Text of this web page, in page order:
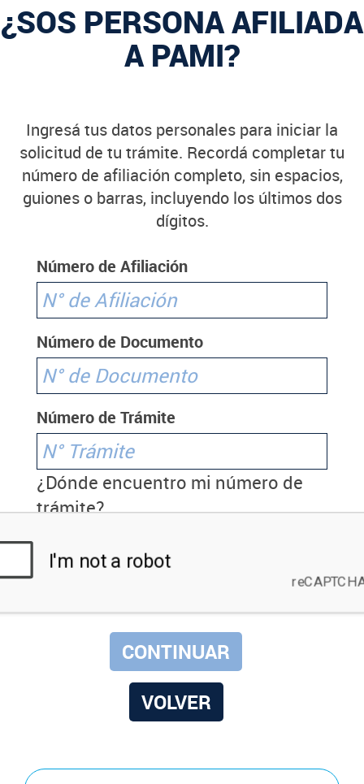
¿SOS PERSONA AFILIADA
A PAMI?
Ingresá tus datos personales para iniciar la
solicitud de tu trámite. Recordá completar tu
número de afiliación completo, sin espacios,
guiones o barras, incluyendo los últimos dos
dígitos.
Número de Afiliación
Número de Documento
Número de Trámite
¿Dónde encuentro mi número de
trámite?
VOLVER